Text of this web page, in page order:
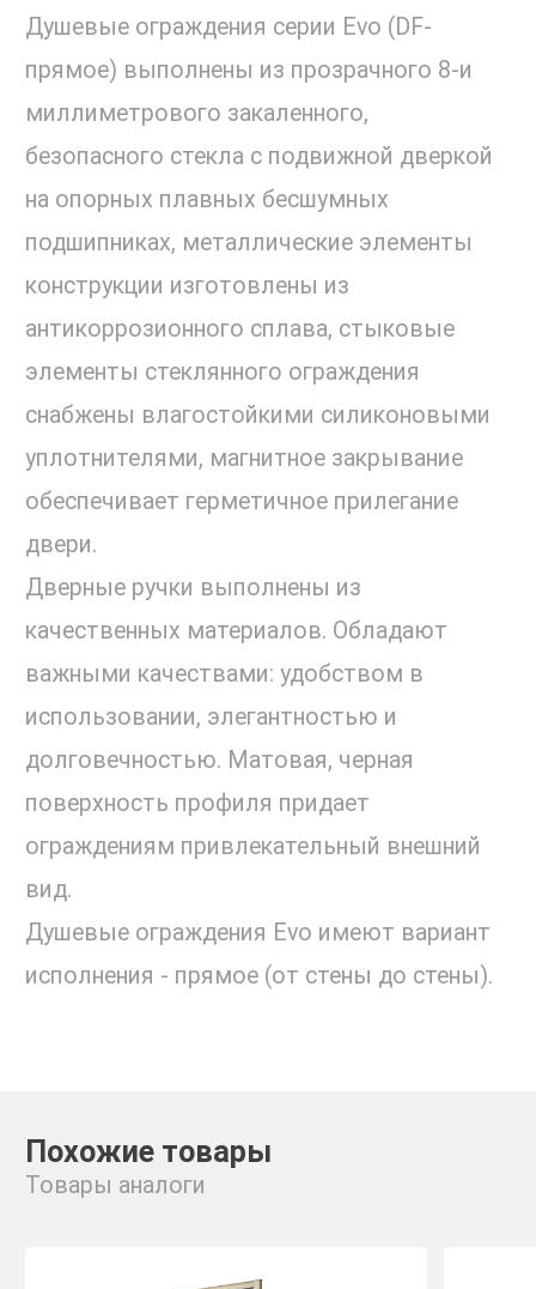
Душевые ограждения серии Evo (DF-
прямое) выполнены из прозрачного 8-и
миллиметрового закаленного,
безопасного стекла с подвижной дверкой
на опорных плавных бесшумных
подшипниках, металлические элементы
конструкции изготовлены из
антикоррозионного сплава, стыковые
элементы стеклянного ограждения
снабжены влагостойкими силиконовыми
уплотнителями, магнитное закрывание
обеспечивает герметичное прилегание
двери.
Дверные ручки выполнены из
качественных материалов. Обладают
важными качествами: удобством в
использовании, элегантностью и
долговечностью. Матовая, черная
поверхность профиля придает
ограждениям привлекательный внешний
вид.
Душевые ограждения Evo имеют вариант
исполнения - прямое (от стены до стены).
Похожие товары
Товары аналоги